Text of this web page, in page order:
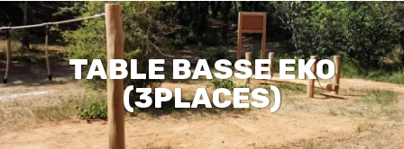
TABLE BASSE EKO
(3PLACES)